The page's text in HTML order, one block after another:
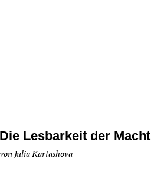
Die Lesbarkeit der Macht
von Julia Kartashova